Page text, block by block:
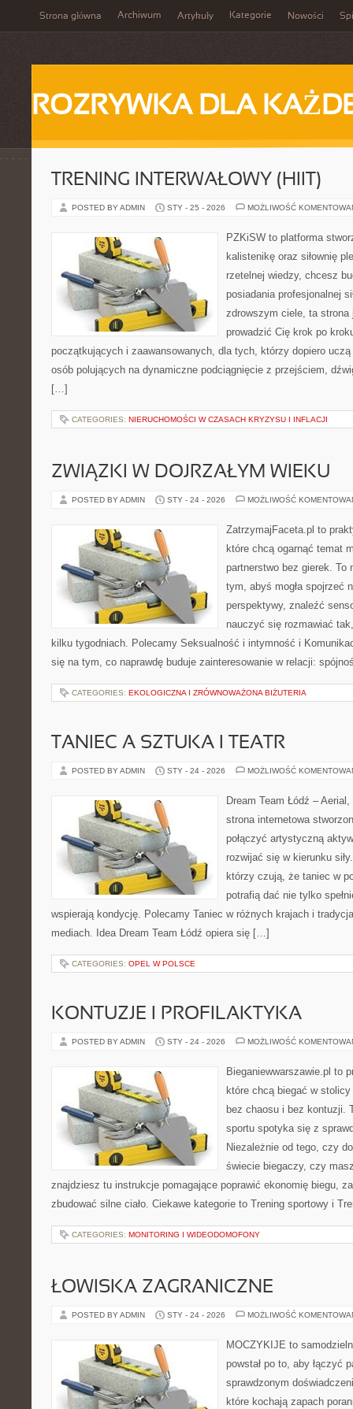
Strona główna Archiwum Artykuły Kategorie Nowości
ROZRYWKA DLA
TRENING INTERWAŁOWY (HIIT)
POSTED BY ADMIN STY - 25 - 2026 MOŻLIWOŚĆ
PZKiSW to platforma
kalistenikę oraz siłownię
rzetelnej wiedzy, chcesz
posiadania profesjonalnej
zdrowszym ciele, ta strona
prowadzić Cię krok po
początkujących i zaawansowanych, dla tych, którzy dopiero
osób polujących na dynamiczne podciągnięcie z przejściem,
[…]
CATEGORIES: NIERUCHOMOŚCI W CZASACH KRYZYSU I INFLACJI
ZWIĄZKI W DOJRZAŁYM WIEKU
POSTED BY ADMIN STY - 24 - 2026 MOŻLIWOŚĆ
ZatrzymajFaceta.pl to
które chcą ogarnąć temat
partnerstwo bez gierek. To
tym, abyś mogła spojrzeć
perspektywy, znaleźć
nauczyć się rozmawiać
kilku tygodniach. Polecamy Seksualność i intymność i
się na tym, co naprawdę buduje zainteresowanie w relacji:
CATEGORIES: EKOLOGICZNA I ZRÓWNOWAŻONA BIŻUTERIA
TANIEC A SZTUKA I TEATR
POSTED BY ADMIN STY - 24 - 2026 MOŻLIWOŚĆ
Dream Team Łódź –
strona internetowa
połączyć artystyczną
rozwijać się w kierunku
którzy czują, że taniec w
potrafią dać nie tylko
wspierają kondycję. Polecamy Taniec w różnych krajach i
mediach. Idea Dream Team Łódź opiera się […]
CATEGORIES: OPEL W POLSCE
KONTUZJE I PROFILAKTYKA
POSTED BY ADMIN STY - 24 - 2026 MOŻLIWOŚĆ
Bieganiewwarszawie.pl to
które chcą biegać w
bez chaosu i bez kontuzji.
sportu spotyka się z
Niezależnie od tego, czy
świecie biegaczy, czy
znajdziesz tu instrukcje pomagające poprawić ekonomię biegu,
zbudować silne ciało. Ciekawe kategorie to Trening sportowy i
CATEGORIES: MONITORING I WIDEODOMOFONY
ŁOWISKA ZAGRANICZNE
POSTED BY ADMIN STY - 24 - 2026 MOŻLIWOŚĆ
MOCZYKIJE to
powstał po to, aby łączyć
sprawdzonym
które kochają zapach